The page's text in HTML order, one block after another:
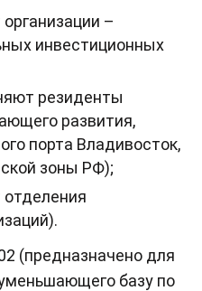
–
инвестиционных
резиденты
развития,
порта Владивосток,
зоны РФ);
отделения
(предназначено для
базу по